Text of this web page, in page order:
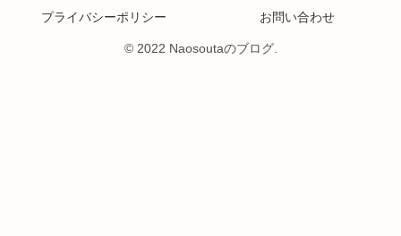
プライバシーポリシー
お問い合わせ
© 2022 Naosoutaのブログ.